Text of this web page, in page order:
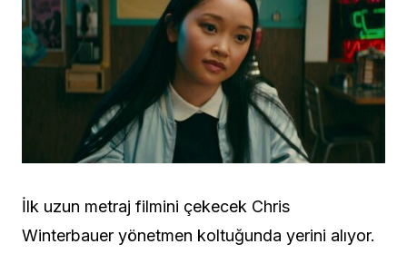
İlk uzun metraj filmini çekecek Chris
Winterbauer yönetmen koltuğunda yerini alıyor.